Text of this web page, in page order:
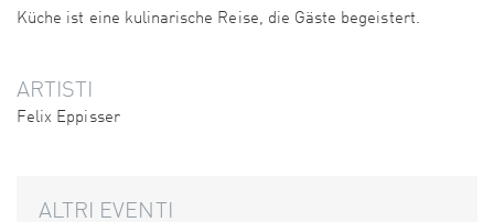
Küche ist eine kulinarische Reise, die Gäste begeistert.
ARTISTI
Felix Eppisser
ALTRI EVENTI